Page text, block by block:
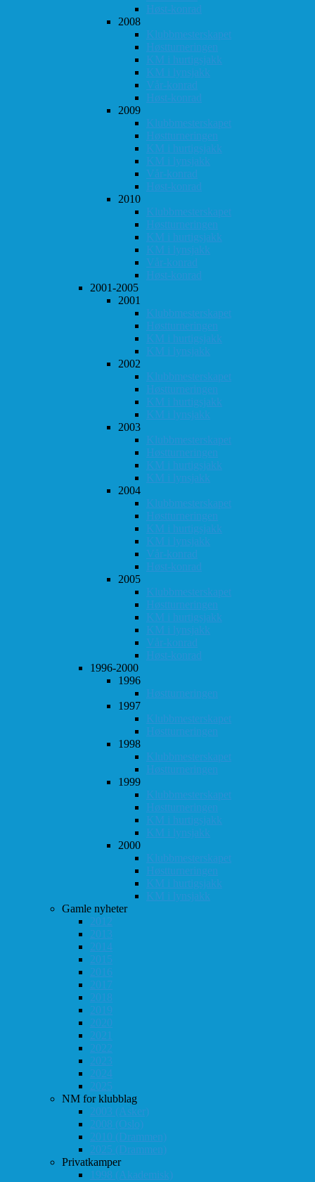
Høst-konrad
2008
Klubbmesterskapet
Høstturneringen
KM i hurtigsjakk
KM i lynsjakk
Vår-konrad
Høst-konrad
2009
Klubbmesterskapet
Høstturneringen
KM i hurtigsjakk
KM i lynsjakk
Vår-konrad
Høst-konrad
2010
Klubbmesterskapet
Høstturneringen
KM i hurtigsjakk
KM i lynsjakk
Vår-konrad
Høst-konrad
2001-2005
2001
Klubbmesterskapet
Høstturneringen
KM i hurtigsjakk
KM i lynsjakk
2002
Klubbmesterskapet
Høstturneringen
KM i hurtigsjakk
KM i lynsjakk
2003
Klubbmesterskapet
Høstturneringen
KM i hurtigsjakk
KM i lynsjakk
2004
Klubbmesterskapet
Høstturneringen
KM i hurtigsjakk
KM i lynsjakk
Vår-konrad
Høst-konrad
2005
Klubbmesterskapet
Høstturneringen
KM i hurtigsjakk
KM i lynsjakk
Vår-konrad
Høst-konrad
1996-2000
1996
Høstturneringen
1997
Klubbmesterskapet
Høstturneringen
1998
Klubbmesterskapet
Høstturneringen
1999
Klubbmesterskapet
Høstturneringen
KM i hurtigsjakk
KM i lynsjakk
2000
Klubbmesterskapet
Høstturneringen
KM i hurtigsjakk
KM i lynsjakk
Gamle nyheter
2012
2013
2014
2015
2016
2017
2018
2019
2020
2021
2022
2023
2024
2025
NM for klubblag
2003 (Asker)
2008 (Oslo)
2010 (Drammen)
2025 (Drammen)
Privatkamper
1998 (Akademisk)